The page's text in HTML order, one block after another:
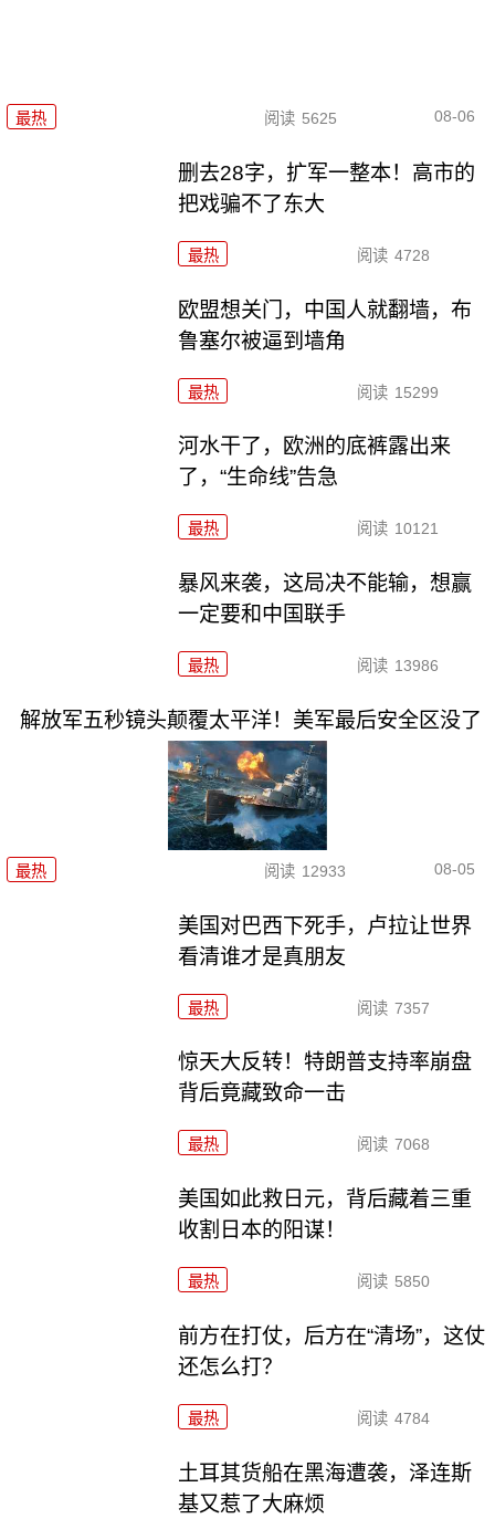
最热 阅读 5625 08-06
删去28字，扩军一整本！高市的
把戏骗不了东大
最热 阅读 4728
欧盟想关门，中国人就翻墙，布
鲁塞尔被逼到墙角
最热 阅读 15299
河水干了，欧洲的底裤露出来
了，“生命线”告急
最热 阅读 10121
暴风来袭，这局决不能输，想赢
一定要和中国联手
最热 阅读 13986
解放军五秒镜头颠覆太平洋！美军最后安全区没了
最热 阅读 12933 08-05
美国对巴西下死手，卢拉让世界
看清谁才是真朋友
最热 阅读 7357
惊天大反转！特朗普支持率崩盘
背后竟藏致命一击
最热 阅读 7068
美国如此救日元，背后藏着三重
收割日本的阳谋！
最热 阅读 5850
前方在打仗，后方在“清场”，这仗
还怎么打？
最热 阅读 4784
土耳其货船在黑海遭袭，泽连斯
基又惹了大麻烦